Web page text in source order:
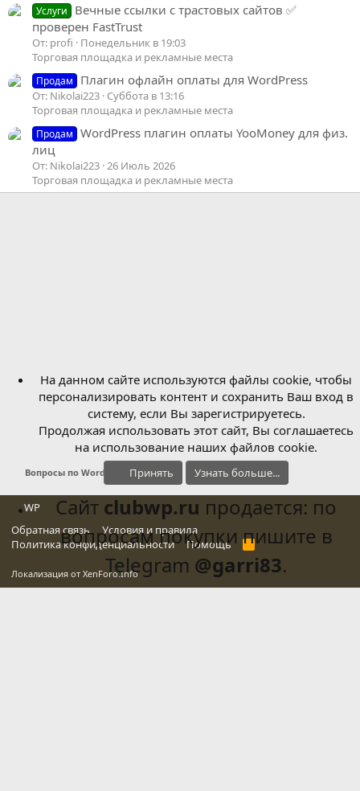
Услуги
Вечные ссылки с трастовых сайтов ✅
проверен FastTrust
От: profi
Понедельник в 19:03
Торговая площадка и рекламные места
Продам Плагин офлайн оплаты для WordPress
От: Nikolai223 Суббота в 13:16
Торговая площадка и рекламные места
Продам
WordPress плагин оплаты YooMoney для физ.
лиц
От: Nikolai223 26 Июль 2026
Торговая площадка и рекламные места
Вопросы по WordPress
WP
Обратная связь
Условия и правила
Политика конфиденциальности
Помощь
R
S
Локализация от XenForo.Info
На данном сайте используются файлы cookie, чтобы
персонализировать контент и сохранить Ваш вход в
систему, если Вы зарегистрируетесь.
Продолжая использовать этот сайт, Вы соглашаетесь
на использование наших файлов cookie.
Принять Узнать больше...
Сайт clubwp.ru продается: по
вопросам покупки пишите в
Telegram @garri83.